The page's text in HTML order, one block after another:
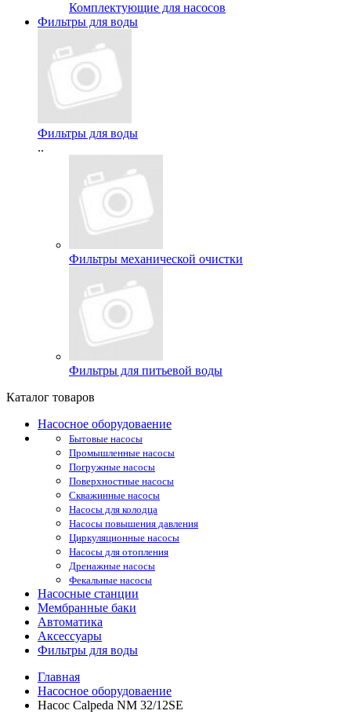
Комплектующие для насосов
Фильтры для воды
Фильтры для воды
..
Фильтры механической очистки
Фильтры для питьевой воды
Каталог товаров
Насосное оборудоваение
Бытовые насосы
Промышленные насосы
Погружные насосы
Поверхностные насосы
Скважинные насосы
Насосы для колодца
Насосы повышения давления
Циркуляционные насосы
Насосы для отопления
Дренажные насосы
Фекальные насосы
Насосные станции
Мембранные баки
Автоматика
Аксессуары
Фильтры для воды
Главная
Насосное оборудоваение
Насос Calpeda NM 32/12SE